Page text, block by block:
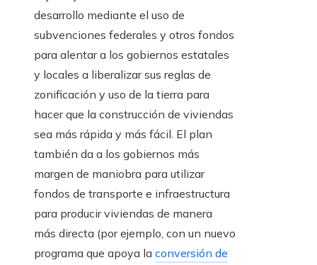
desarrollo mediante el uso de
subvenciones federales y otros fondos
para alentar a los gobiernos estatales
y locales a liberalizar sus reglas de
zonificación y uso de la tierra para
hacer que la construcción de viviendas
sea más rápida y más fácil. El plan
también da a los gobiernos más
margen de maniobra para utilizar
fondos de transporte e infraestructura
para producir viviendas de manera
más directa (por ejemplo, con un nuevo
programa que apoya la conversión de